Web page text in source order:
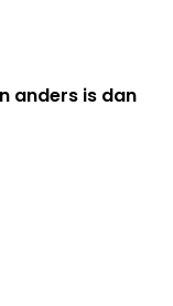
anders is dan